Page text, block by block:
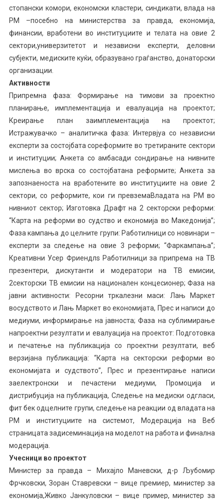
стопански комори, економски кластери, синдикати, влада на
РМ –посебно на министерства за правда, економија,
финансии, вработени во институциите и телата на овие 2
сектори,универзитетот и независни експерти, деловни
субјекти, медиските куќи, образувано граѓанство, донаторски
организации.
Активности
Припремна фаза: Формирање на тимови за проектно
планирање, имплементација и евалуација на проектот;
Креирање план заимплементација на проектот;
Истражувачко – аналитичка фаза: Интервјуа со независни
експерти за состојбата сореформите во третираните сектори
и институции; Анкета со амбасади сондирање на нивните
мислења во врска со состојбатана реформите; Анкета за
запознаеноста на вработените во институциите на овие 2
сектори, со реформите, кои ги превземаВладата на РМ во
нивниот сектор; Изготовка Драфт на 2 секторски реформи:
“Карта на реформи во судство и економија во Македонија”;
Фаза кампања до целните групи: Работилници со новинари –
експерти за следење на овие 3 реформи; “Фаркампања”;
Креативни Усер Фриендлѕ Работилници за припрема на ТВ
презентери, дискутанти и модератори на ТВ емисии,
2секторски ТВ емисии на национален концесионер; Фаза на
јавни активности: Ресорни тркалезни маси: Лањ Маркет
восудството и Лањ Маркет во економијата, Прес и написи до
медиуми, информирање на јавноста; Фаза на сублимирање
напроектни резултати и евалуација на проектот: Подготовка
и печатење на публикација со проектни резултати, веб
верзијана публикација: “Карта на секторски реформи во
економијата и судството”, Прес и презентирање написи
заелектронски и печастени медиуми, Промоција и
дистрибуција на публикација, Следење на медиски одгласи,
фит бек одцелните групи, следење на реакции од владата на
РМ и институциите на системот, Модерација на Веб
страницата задисеминација на моделот на работа и финална
модерација.
Учесници во проектот
Министер за правда – Михајло Маневски, д-р Љубомир
Фрчковски, Зоран Ставревски – вице премиер, министер за
економија,Живко Јанкуловски – вице пример, министер за